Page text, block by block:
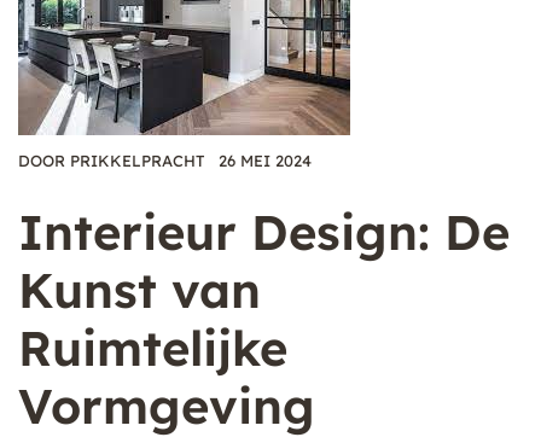
DOOR PRIKKELPRACHT 26 MEI 2024
Interieur Design: De
Kunst van
Ruimtelijke
Vormgeving